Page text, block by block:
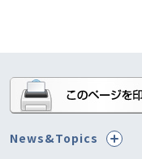
News&Topics